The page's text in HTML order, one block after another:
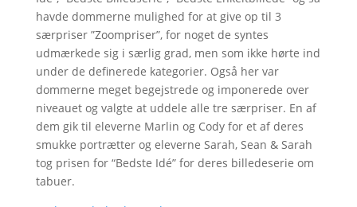
havde dommerne mulighed for at give op til 3
særpriser ”Zoompriser”, for noget de syntes
udmærkede sig i særlig grad, men som ikke hørte ind
under de definerede kategorier. Også her var
dommerne meget begejstrede og imponerede over
niveauet og valgte at uddele alle tre særpriser. En af
dem gik til eleverne Marlin og Cody for et af deres
smukke portrætter og eleverne Sarah, Sean & Sarah
tog prisen for “Bedste Idé” for deres billedeserie om
tabuer.